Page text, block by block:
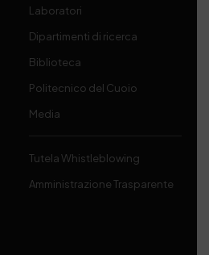
Laboratori
Dipartimenti di ricerca
Biblioteca
Politecnico del Cuoio
Media
Tutela Whistleblowing
Amministrazione Trasparente